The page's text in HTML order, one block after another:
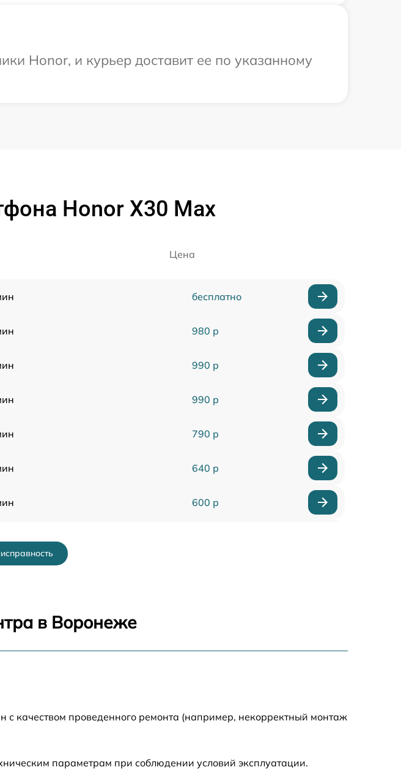
Honor, и курьер доставит ее по указанному
Honor X30 Max
Цена
бесплатно
980 р
990 р
990 р
790 р
640 р
600 р
в Воронеже
качеством проведенного ремонта (например, некорректный монтаж
параметрам при соблюдении условий эксплуатации.